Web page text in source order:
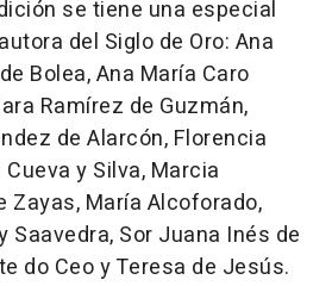
se tiene una especial
del Siglo de Oro: Ana
Bolea, Ana María Caro
Ramírez de Guzmán,
de Alarcón, Florencia
y Silva, Marcia
Zayas, María Alcoforado,
Saavedra, Sor Juana Inés de
do Ceo y Teresa de Jesús.